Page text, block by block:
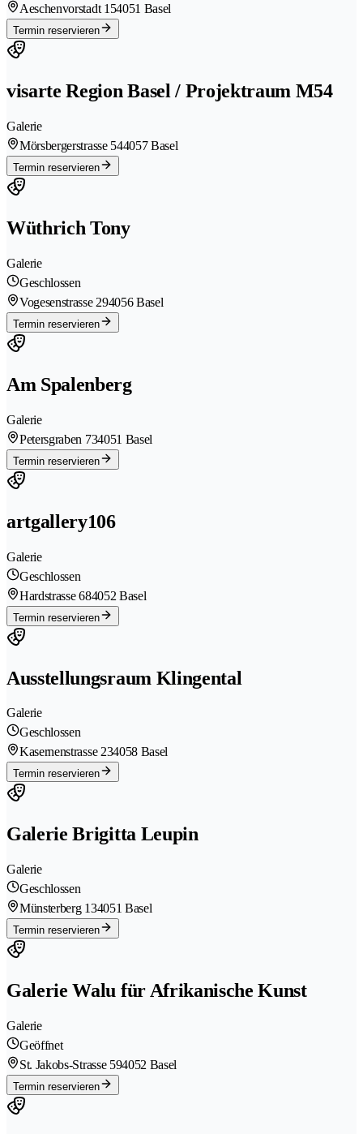
Aeschenvorstadt 154051 Basel
Termin reservieren
visarte Region Basel / Projektraum M54
Galerie
Mörsbergerstrasse 544057 Basel
Termin reservieren
Wüthrich Tony
Galerie
Geschlossen
Vogesenstrasse 294056 Basel
Termin reservieren
Am Spalenberg
Galerie
Petersgraben 734051 Basel
Termin reservieren
artgallery106
Galerie
Geschlossen
Hardstrasse 684052 Basel
Termin reservieren
Ausstellungsraum Klingental
Galerie
Geschlossen
Kasernenstrasse 234058 Basel
Termin reservieren
Galerie Brigitta Leupin
Galerie
Geschlossen
Münsterberg 134051 Basel
Termin reservieren
Galerie Walu für Afrikanische Kunst
Galerie
Geöffnet
St. Jakobs-Strasse 594052 Basel
Termin reservieren